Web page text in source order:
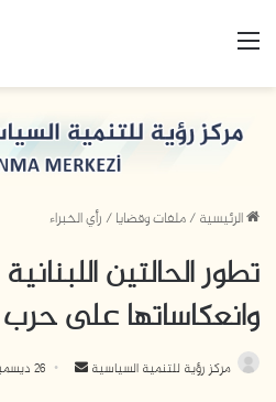
القائمة
الرئيسية/ملفات وقضايا/ رأي الخبراء
تطور الحالتين
وانعكاساتها على حرب
مركز رؤية للتنمية السياسية
أرسل 26 ديسمبر، 2024